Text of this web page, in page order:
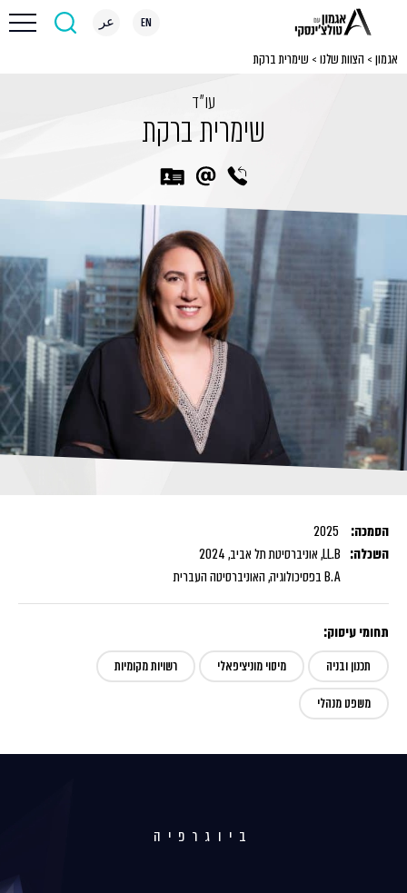
EN عر
אגמון > הצוות שלנו > שימרית ברקת
עו״ד
שימרית ברקת
הסמכה:
השכלה: LL.B, אוניברסיטת תל אביב, 2024
B.A בפסיכולוגיה, האוניברסיטה העברית
תחומי עיסוק:
תכנון ובניה מיסוי מוניציפאלי רשויות מקומיות
משפט מנהלי
ביוגרפיה